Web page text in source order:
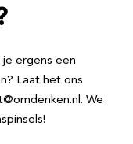
ergens een
Laat het ons
We